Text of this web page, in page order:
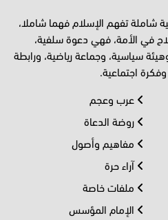
شاملة تفهم الإسلام فهما شاملا،
في الأمة، فهي دعوة سلفية،
سياسية، وجماعة رياضية، ورابطة
اجتماعية.
عرب وعجم
روضة الدعاة
مفاهيم وأصول
آراء حرة
ملفات خاصة
الإمام المؤسس